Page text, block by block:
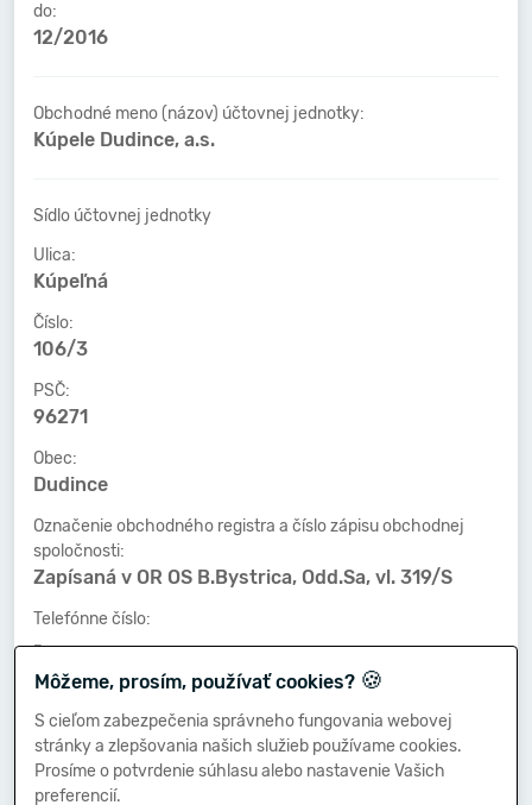
do:
12/2016
Obchodné meno (názov) účtovnej jednotky:
Kúpele Dudince, a.s.
Sídlo účtovnej jednotky
Ulica:
Kúpeľná
Číslo:
106/3
PSČ:
96271
Obec:
Dudince
Označenie obchodného registra a číslo zápisu obchodnej
spoločnosti:
Zapísaná v OR OS B.Bystrica, Odd.Sa, vl. 319/S
Telefónne číslo:
-
Faxové číslo:
-
E-mailová adresa:
-
Môžeme, prosím, používať cookies? 🍪
S cieľom zabezpečenia správneho fungovania webovej
stránky a zlepšovania našich služieb používame cookies.
Prosíme o potvrdenie súhlasu alebo nastavenie Vašich
preferencií.